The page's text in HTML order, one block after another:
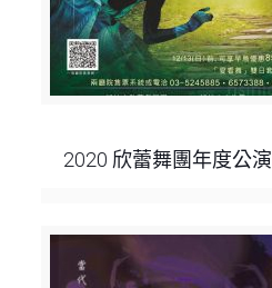
2020 欣蕾舞團年度公演